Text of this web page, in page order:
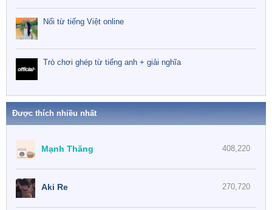
Nối từ tiếng Việt online
Trò chơi ghép từ tiếng anh + giải nghĩa
Được thích nhiều nhất
408,220
Mạnh Thăng
270,720
Aki Re